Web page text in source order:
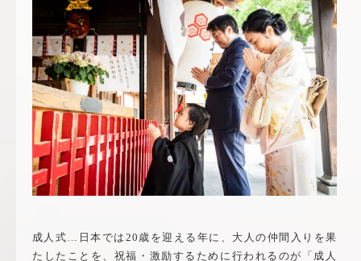
成人式…日本では20歳を迎える年に、大人の仲間入りを果
たしたことを、祝福・激励するために行われるのが「成人